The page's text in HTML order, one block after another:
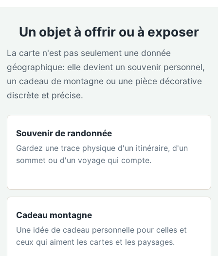
Un objet à offrir ou à exposer
La carte n'est pas seulement une donnée
géographique: elle devient un souvenir personnel,
un cadeau de montagne ou une pièce décorative
discrète et précise.
Souvenir de randonnée
Gardez une trace physique d'un itinéraire, d'un
sommet ou d'un voyage qui compte.
Cadeau montagne
Une idée de cadeau personnelle pour celles et
ceux qui aiment les cartes et les paysages.